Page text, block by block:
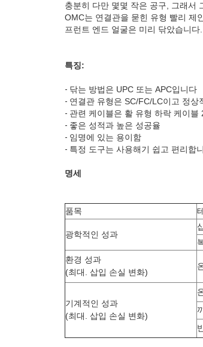
충분히 다만 몇몇 작은 공구, 그래서
OMC는 연결관을 묻힌 유형 빨리 제
프런트 엔드 얼굴은 미리 닦았습니
특징:
- 닦는 방법은 UPC 또는 APC입니다
- 연결관 유형은 SC/FC/LC이고 정
- 관련 케이블은 활 유형 하락 케이
- 좋은 성적과 높은 성공율
- 임명에 있는 용이함
- 특정 도구는 사용해기 쉽고 편리합
명세
품목
광학적인 성과
환경 성과
(최대. 삽입 손실 변화)
기계적인 성과
(최대. 삽입 손실 변화)